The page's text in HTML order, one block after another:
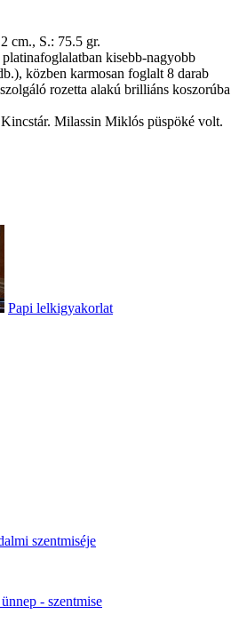
cm., S.: 75.5 gr.
kisebb-nagyobb
közben karmosan foglalt 8 darab
rozetta alakú brilliáns koszorúba
Kincstár. Milassin Miklós püspöké volt.
Papi lelkigyakorlat
szentmiséje
- szentmise